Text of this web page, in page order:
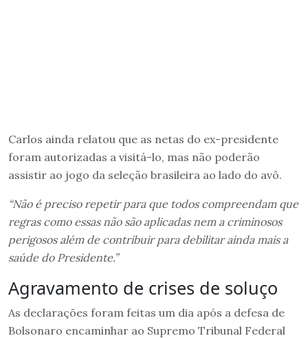
Carlos ainda relatou que as netas do ex-presidente
foram autorizadas a visitá-lo, mas não poderão
assistir ao jogo da seleção brasileira ao lado do avô.
“Não é preciso repetir para que todos compreendam que
regras como essas não são aplicadas nem a criminosos
perigosos além de contribuir para debilitar ainda mais a
saúde do Presidente.”
Agravamento de crises de soluço
As declarações foram feitas um dia após a defesa de
Bolsonaro encaminhar ao Supremo Tribunal Federal